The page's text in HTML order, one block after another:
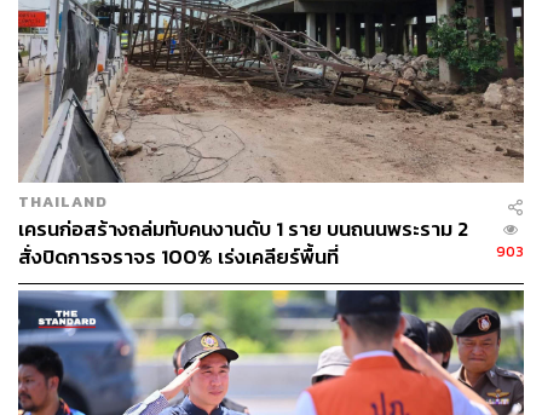
THAILAND
เครนก่อสร้างถล่มทับคนงานดับ 1 ราย บนถนนพระราม 2
สั่งปิดการจราจร 100% เร่งเคลียร์พื้นที่
903